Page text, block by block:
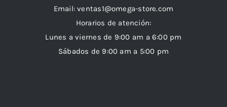
Email:ventas1@omega-store.com
Horarios de atención:
Lunes a viernes de 9:00 am a 6:00 pm
Sábados de 9:00 am a 5:00 pm